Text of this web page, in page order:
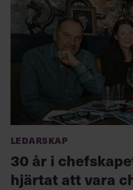
Ledarskap
30 år i
hjärtat att vara